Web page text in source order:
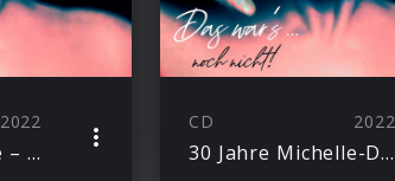
2022
30 Jahre Michelle – Das war’s noch nicht!
CD 2022
30 Jahre Michelle-Das war’s… noch nicht!(Deluxe)